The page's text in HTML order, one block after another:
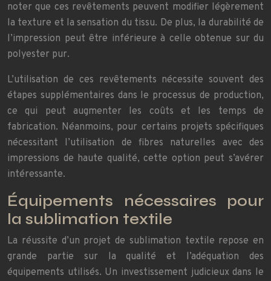
noter que ces revêtements peuvent modifier légèrement
la texture et la sensation du tissu. De plus, la durabilité de
l’impression peut être inférieure à celle obtenue sur du
polyester pur.
L’utilisation de ces revêtements nécessite souvent des
étapes supplémentaires dans le processus de production,
ce qui peut augmenter les coûts et les temps de
fabrication. Néanmoins, pour certains projets spécifiques
nécessitant l’utilisation de fibres naturelles avec des
impressions de haute qualité, cette option peut s’avérer
intéressante.
Équipements nécessaires pour
la sublimation textile
La réussite d’un projet de sublimation textile repose en
grande partie sur la qualité et l’adéquation des
équipements utilisés. Un investissement judicieux dans le